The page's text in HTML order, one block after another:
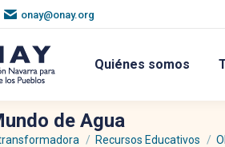
onay@onay.org
Quiénes somos
de Agua
Recursos Educativos